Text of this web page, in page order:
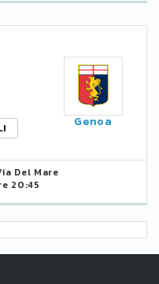
Genoa
Del Mare
20:45